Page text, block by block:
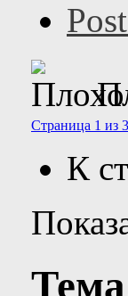
Страница 1 из 3
К